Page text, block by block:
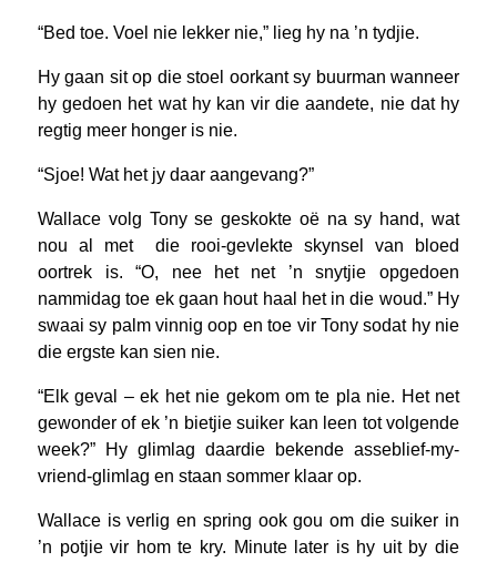
“Bed toe. Voel nie lekker nie,” lieg hy na ’n tydjie.
Hy gaan sit op die stoel oorkant sy buurman wanneer
hy gedoen het wat hy kan vir die aandete, nie dat hy
regtig meer honger is nie.
“Sjoe! Wat het jy daar aangevang?”
Wallace volg Tony se geskokte oë na sy hand, wat
nou al met die rooi-gevlekte skynsel van bloed
oortrek is. “O, nee het net ’n snytjie opgedoen
nammidag toe ek gaan hout haal het in die woud.” Hy
swaai sy palm vinnig oop en toe vir Tony sodat hy nie
die ergste kan sien nie.
“Elk geval – ek het nie gekom om te pla nie. Het net
gewonder of ek ’n bietjie suiker kan leen tot volgende
week?” Hy glimlag daardie bekende asseblief-my-
vriend-glimlag en staan sommer klaar op.
Wallace is verlig en spring ook gou om die suiker in
’n potjie vir hom te kry. Minute later is hy uit by die